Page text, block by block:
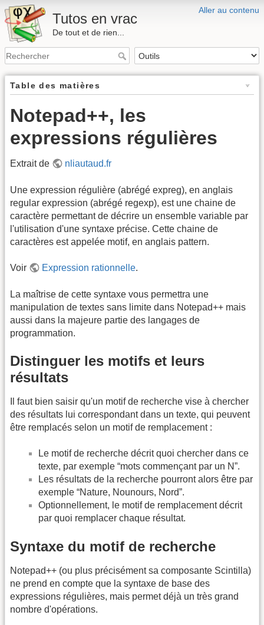
Aller au contenu
Tutos en vrac
De tout et de rien...
Table des matières
Notepad++, les
expressions régulières
Extrait de nliautaud.fr
Une expression régulière (abrégé expreg), en anglais
regular expression (abrégé regexp), est une chaine de
caractère permettant de décrire un ensemble variable par
l'utilisation d'une syntaxe précise. Cette chaine de
caractères est appelée motif, en anglais pattern.
Voir Expression rationnelle.
La maîtrise de cette syntaxe vous permettra une
manipulation de textes sans limite dans Notepad++ mais
aussi dans la majeure partie des langages de
programmation.
Distinguer les motifs et leurs
résultats
Il faut bien saisir qu'un motif de recherche vise à chercher
des résultats lui correspondant dans un texte, qui peuvent
être remplacés selon un motif de remplacement :
Le motif de recherche décrit quoi chercher dans ce
texte, par exemple “mots commençant par un N”.
Les résultats de la recherche pourront alors être par
exemple “Nature, Nounours, Nord”.
Optionnellement, le motif de remplacement décrit
par quoi remplacer chaque résultat.
Syntaxe du motif de recherche
Notepad++ (ou plus précisément sa composante Scintilla)
ne prend en compte que la syntaxe de base des
expressions régulières, mais permet déjà un très grand
nombre d'opérations.